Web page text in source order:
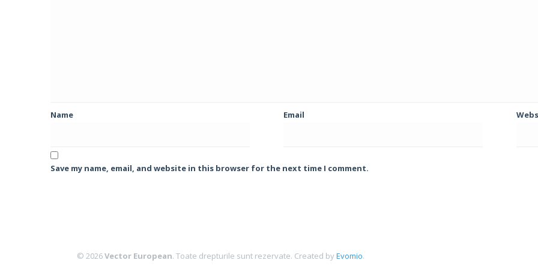
Name Email
Save my name, email, and website in this browser for the next time I comment.
© 2026Vector European. Toate drepturile sunt rezervate. Created byEvomio.